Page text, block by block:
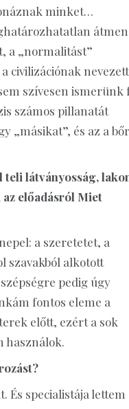
minket…
a „normalitást”
civilizációnak nevezett
szívesen ismerünk
számos pillanatát
„másikat”, és az a
teli látványosság,
az előadásról Miet
a szeretetet, a
szavakból alkotott
pedig úgy
fontos eleme a
előtt, ezért a sok
használok.
És specialistája lettem